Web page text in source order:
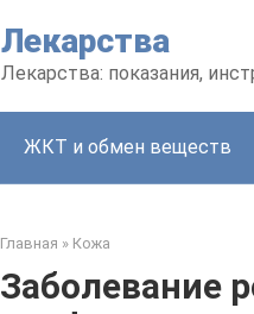
Лекарства
Лекарства: показания,
ЖКТ и обмен веществ
Главная » Кожа
Заболевание